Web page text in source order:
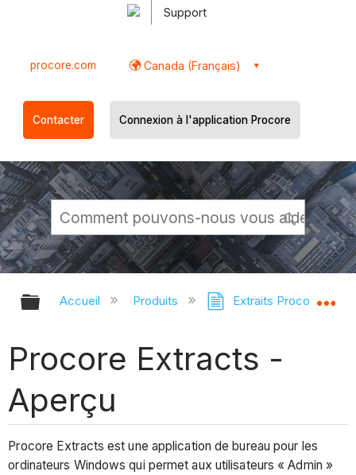
Support
procore.com Canada (Français)
Contacter Connexion à l'application Procore
Développer/réduire la hiérarchie
Accueil Produits Extraits Procore
Procore Extracts -
Aperçu
Procore Extracts est une application de bureau pour les
ordinateurs Windows qui permet aux utilisateurs « Admin »